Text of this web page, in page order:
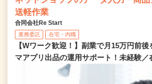
送軽作業
合同会社Re Start
業務委託 在宅・内職
【Wワーク歓迎！】副業で月15万円前後
マアプリ出品の運用サポート！未経験／